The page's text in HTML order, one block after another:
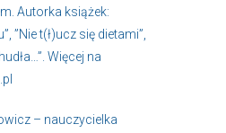
Autorka książek:
”Nie t(ł)ucz się dietami”,
Więcej na
– nauczycielka